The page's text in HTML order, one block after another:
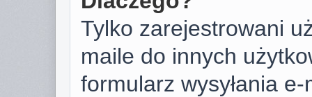
Tylko zarejestrowani
maile do innych
formularz wysyłania